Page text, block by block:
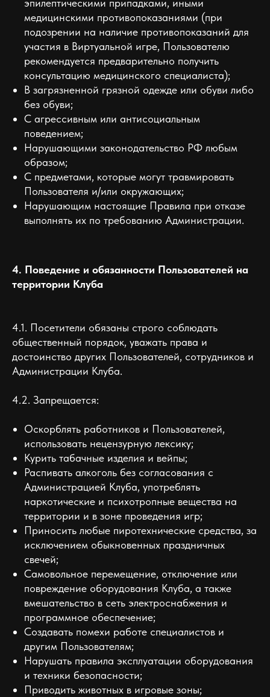
эпилептическими припадками, иными
медицинскими противопоказаниями (при
подозрении на наличие противопоказаний для
участия в Виртуальной игре, Пользователю
рекомендуется предварительно получить
консультацию медицинского специалиста);
В загрязненной грязной одежде или обуви либо
без обуви;
С агрессивным или антисоциальным
поведением;
Нарушающими законодательство РФ любым
образом;
С предметами, которые могут травмировать
Пользователя и/или окружающих;
Нарушающим настоящие Правила при отказе
выполнять их по требованию Администрации.
4. Поведение и обязанности Пользователей на
территории Клуба
4.1. Посетители обязаны строго соблюдать
общественный порядок, уважать права и
достоинство других Пользователей, сотрудников и
Администрации Клуба.
4.2. Запрещается:
Оскорблять работников и Пользователей,
использовать нецензурную лексику;
Курить табачные изделия и вейпы;
Распивать алкоголь без согласования с
Администрацией Клуба, употреблять
наркотические и психотропные вещества на
территории и в зоне проведения игр;
Приносить любые пиротехнические средства, за
исключением обыкновенных праздничных
свечей;
Самовольное перемещение, отключение или
повреждение оборудования Клуба, а также
вмешательство в сеть электроснабжения и
программное обеспечение;
Создавать помехи работе специалистов и
другим Пользователям;
Нарушать правила эксплуатации оборудования
и техники безопасности;
Приводить животных в игровые зоны;